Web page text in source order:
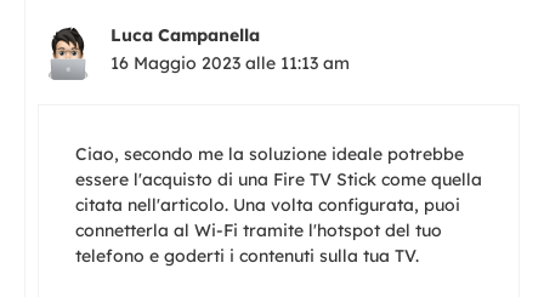
Luca Campanella
16 Maggio 2023 alle 11:13 am
Ciao, secondo me la soluzione ideale potrebbe
essere l'acquisto di una Fire TV Stick come quella
citata nell'articolo. Una volta configurata, puoi
connetterla al Wi-Fi tramite l'hotspot del tuo
telefono e goderti i contenuti sulla tua TV.